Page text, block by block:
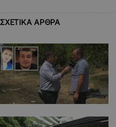
ΣΧΕΤΙΚΑ ΑΡΘΡΑ